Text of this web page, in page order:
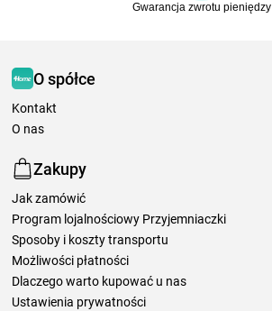
Gwarancja zwrotu pieniędzy
O spółce
Kontakt
O nas
Zakupy
Jak zamówić
Program lojalnościowy Przyjemniaczki
Sposoby i koszty transportu
Możliwości płatności
Dlaczego warto kupować u nas
Ustawienia prywatności